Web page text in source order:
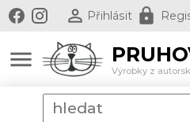
Přihlásit
menu Výrobky z